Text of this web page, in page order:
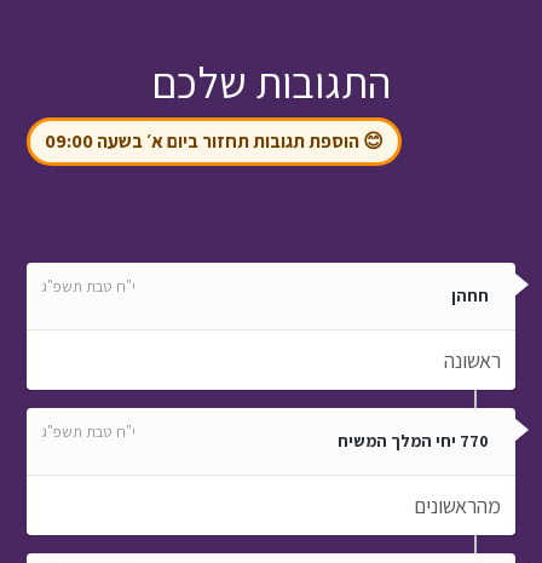
התגובות שלכם
😊 הוספת תגובות תחזור ביום א׳ בשעה 09:00
חחהן י"ח טבת תשפ"ג
ראשונה
770 יחי המלך המשיח י"ח טבת תשפ"ג
מהראשונים